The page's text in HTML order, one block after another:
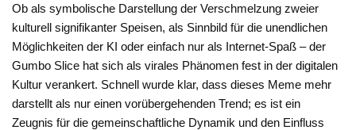
Ob als symbolische Darstellung der Verschmelzung zweier
kulturell signifikanter Speisen, als Sinnbild für die unendlichen
Möglichkeiten der KI oder einfach nur als Internet-Spaß – der
Gumbo Slice hat sich als virales Phänomen fest in der digitalen
Kultur verankert. Schnell wurde klar, dass dieses Meme mehr
darstellt als nur einen vorübergehenden Trend; es ist ein
Zeugnis für die gemeinschaftliche Dynamik und den Einfluss